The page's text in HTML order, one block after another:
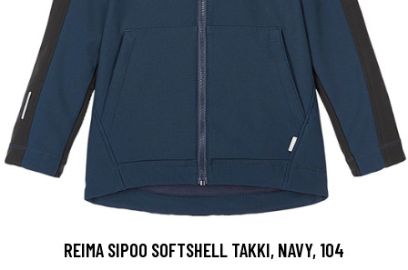
REIMA SIPOO SOFTSHELL TAKKI, NAVY, 104